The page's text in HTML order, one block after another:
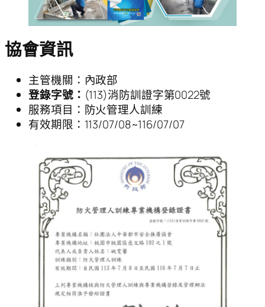
協會資訊
主管機關：內政部
登錄字號： (113)消防訓證字第0022號
服務項目：防火管理人訓練
有效期限：113/07/08~116/07/07